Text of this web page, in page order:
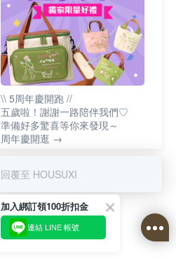
\\ 5周年慶開跑 //
五歲啦！謝謝一路陪伴我們♡
準備好多驚喜等你來發現～
周年慶開逛 →
回覆至 HOUSUXI
加入綁訂領100折扣金
連結 LINE 帳號